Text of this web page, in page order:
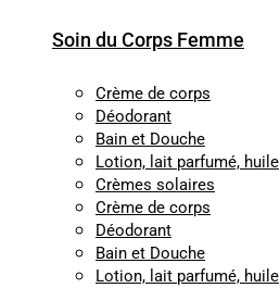
Soin du Corps Femme
Crème de corps
Déodorant
Bain et Douche
Lotion, lait parfumé, huile
Crèmes solaires
Crème de corps
Déodorant
Bain et Douche
Lotion, lait parfumé, huile